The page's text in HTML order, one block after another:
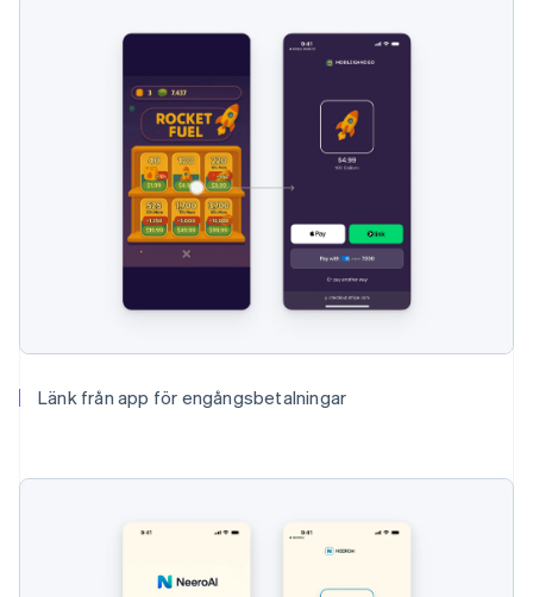
Länk från app för engångsbetalningar